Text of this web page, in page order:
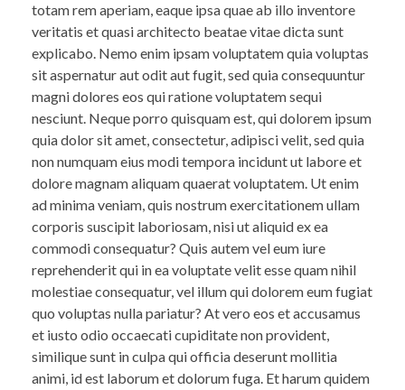
totam rem aperiam, eaque ipsa quae ab illo inventore
veritatis et quasi architecto beatae vitae dicta sunt
explicabo. Nemo enim ipsam voluptatem quia voluptas
sit aspernatur aut odit aut fugit, sed quia consequuntur
magni dolores eos qui ratione voluptatem sequi
nesciunt. Neque porro quisquam est, qui dolorem ipsum
quia dolor sit amet, consectetur, adipisci velit, sed quia
non numquam eius modi tempora incidunt ut labore et
dolore magnam aliquam quaerat voluptatem. Ut enim
ad minima veniam, quis nostrum exercitationem ullam
corporis suscipit laboriosam, nisi ut aliquid ex ea
commodi consequatur? Quis autem vel eum iure
reprehenderit qui in ea voluptate velit esse quam nihil
molestiae consequatur, vel illum qui dolorem eum fugiat
quo voluptas nulla pariatur? At vero eos et accusamus
et iusto odio occaecati cupiditate non provident,
similique sunt in culpa qui officia deserunt mollitia
animi, id est laborum et dolorum fuga. Et harum quidem